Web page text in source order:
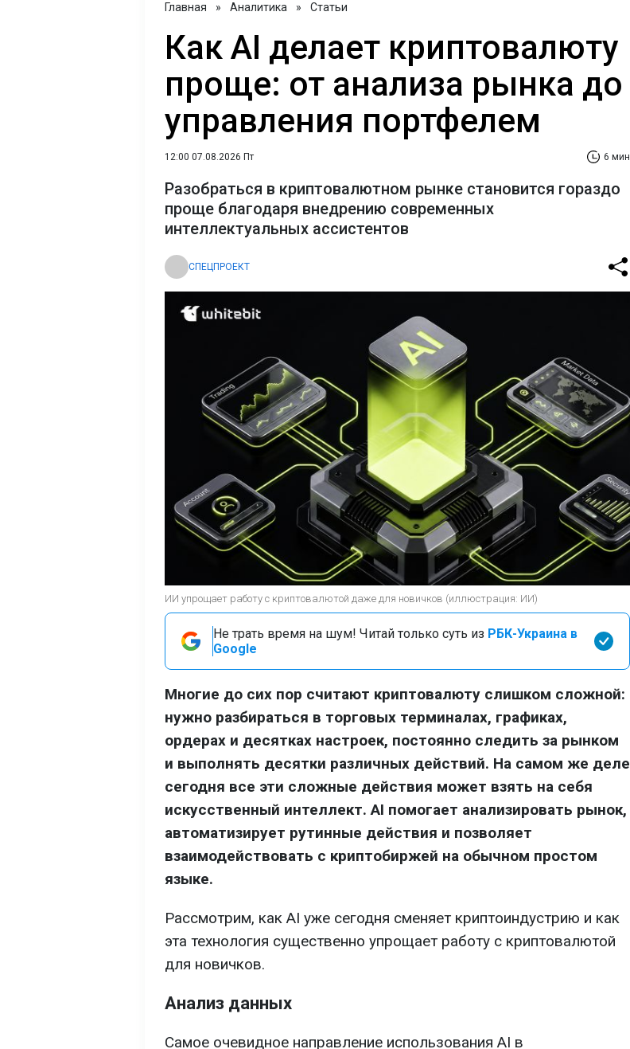
Главная » Аналитика » Статьи
Как AI делает криптовалюту
проще: от анализа рынка до
управления портфелем
12:00 07.08.2026 Пт 6 мин
Разобраться в криптовалютном рынке становится гораздо
проще благодаря внедрению современных
интеллектуальных ассистентов
СПЕЦПРОЕКТ
ИИ упрощает работу с криптовалютой даже для новичков (иллюстрация: ИИ)
Не трать время на шум! Читай только суть из РБК-Украина в
Google
Многие до сих пор считают криптовалюту слишком сложной:
нужно разбираться в торговых терминалах, графиках,
ордерах и десятках настроек, постоянно следить за рынком
и выполнять десятки различных действий. На самом же деле
сегодня все эти сложные действия может взять на себя
искусственный интеллект. AI помогает анализировать рынок,
автоматизирует рутинные действия и позволяет
взаимодействовать с криптобиржей на обычном простом
языке.
Рассмотрим, как AI уже сегодня сменяет криптоиндустрию и как
эта технология существенно упрощает работу с криптовалютой
для новичков.
Анализ данных
Самое очевидное направление использования AI в